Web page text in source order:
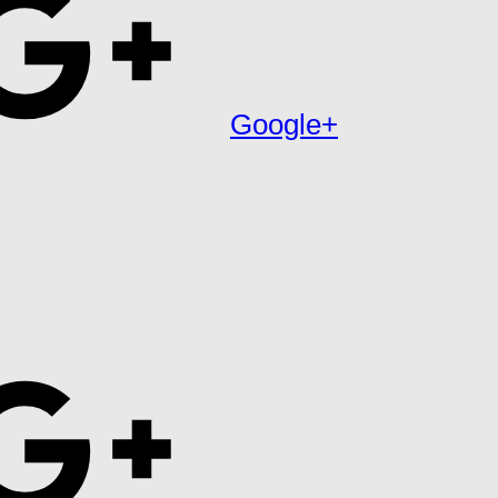
Google+